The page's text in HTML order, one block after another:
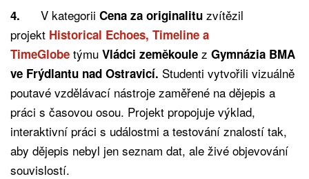
4. V kategorii Cena za originalitu zvítězil
projekt Historical Echoes, Timeline a
TimeGlobe týmu Vládci zeměkoule z Gymnázia BMA
ve Frýdlantu nad Ostravicí. Studenti vytvořili vizuálně
poutavé vzdělávací nástroje zaměřené na dějepis a
práci s časovou osou. Projekt propojuje výklad,
interaktivní práci s událostmi a testování znalostí tak,
aby dějepis nebyl jen seznam dat, ale živé objevování
souvislostí.